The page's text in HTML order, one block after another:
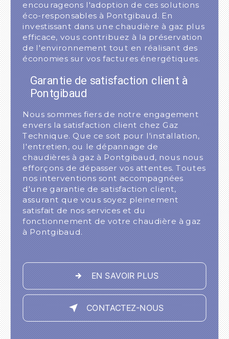
encourageons l'adoption de ces solutions
éco-responsables à Pontgibaud. En
investissant dans une chaudière à gaz plus
efficace, vous contribuez à la préservation
de l'environnement tout en réalisant des
économies sur vos factures énergétiques.
Garantie de satisfaction client à
Pontgibaud
Nous sommes fiers de notre engagement
envers la satisfaction client chez Gaz
Technique. Que ce soit pour l'installation,
l'entretien, ou le dépannage de
chaudières à gaz à Pontgibaud, nous nous
efforçons de dépasser vos attentes. Toutes
nos interventions sont accompagnées
d'une garantie de satisfaction client,
assurant que vous soyez pleinement
satisfait de nos services et du
fonctionnement de votre chaudière à gaz
à Pontgibaud.
EN SAVOIR PLUS
CONTACTEZ-NOUS